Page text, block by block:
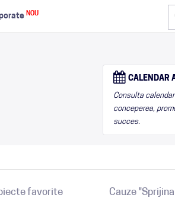
NOU
CALENDAR
Consulta
conceperea,
succes.
favorite Cauze